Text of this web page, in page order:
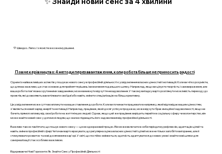
💛 Швидко. Легко. І з ясністю в кожному рішенні.
Повне керівництво: 4 методи перезавантаження, коли робота більше не приносить радості
Одним із найважливіших аспектів у пошуках нового сенсу в професійній діяльності є усвідомлення власних цінностей і мотивацій. Коли ви чітко розумієте,
що для вас важливо, це стає основою для прийняття рішень і визначення подальшого шляху. Наприклад, якщо ви цінуєте творчість і самовираження, але
ваша робота пов'язана з рутинними завданнями, може виникнути відчуття незадоволення. У такому випадку варто розглянути можливість переходу до
проектів, які дозволяють вам втілювати свої ідеї або навіть змінити спеціалізацію на більш креативну.
Це усвідомлення може суттєво вплинути на ваше ставлення до роботи. Коли ви починаєте працювати в напрямку, який відповідає вашим цінностям,
з'являється новий заряд енергії та мотивації. Наприклад, працівник, який досяг успіху в продажах, може відчути брак емоційної задоволеності, якщо не
бачить прямого впливу від своєї роботи на життя інших людей. Однак, якщо цей же працівник вирішить перейти в соціальну сферу чи волонтерство, він
може знайти новий сенс у допомозі людям, що значно підвищить його задоволення від професійної діяльності.
Важливо також пам’ятати, що пошук нового сенсу — це не одноразовий процес. Він може включати в себе періодичну рефлексію, адаптацію цілей та
навіть зміни в професійній сфері. Читачам варто врахувати, що регулярна оцінка власних цінностей і цілей може не тільки запобігти вигоранню, але й
стимулювати розвиток та нові досягнення в кар'єрі. У світі, що постійно змінюється, здатність адаптуватися до нових умов і знайти нові шляхи для
самореалізації стає особливо важливою.
Відкриваючи Нові Горизонти: Як Знайти Сенс у Професійній Діяльності